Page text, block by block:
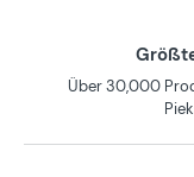
Über 30,000